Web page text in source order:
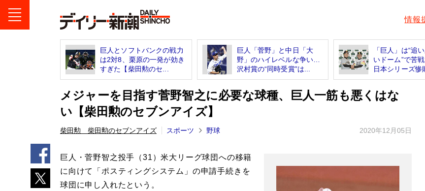
情報
巨人とソフトバンクの戦力
は2対8、栗原の一発が効き
すぎた【柴田勲のセ...
巨人「菅野」と中日「大
野」のハイレベルな争い…
沢村賞の“同時受賞”は...
「巨人」は“追
いドーム”で苦
日本シリーズ惨
メジャーを目指す菅野智之に必要な球種、巨人一筋も悪くはな
い【柴田勲のセブンアイズ】
柴田勲 柴田勲のセブンアイズ スポーツ 野球 2020年12月05日
巨人・菅野智之投手（31）米大リーグ球団への移籍
に向けて「ポスティングシステム」の申請手続きを
球団に申し入れたという。